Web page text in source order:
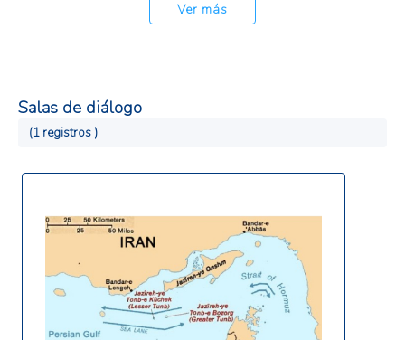
Ver más
Salas de diálogo
(1 registros )